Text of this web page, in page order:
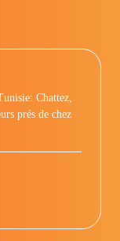
Chattez,
prés de chez